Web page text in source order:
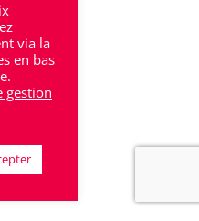
via la
en bas
gestion